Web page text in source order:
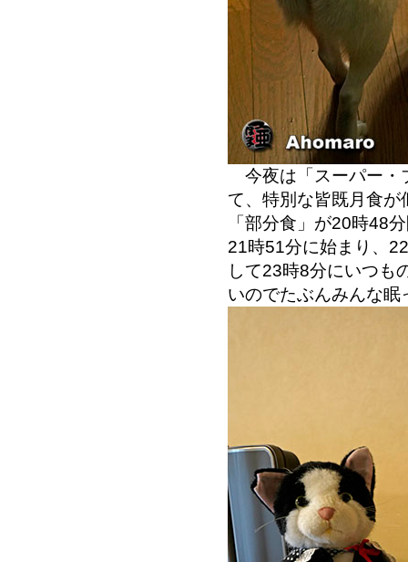
今夜は「スーパー・
て、特別な皆既月食
「部分食」が20時48
21時51分に始まり、
して23時8分にいつも
いのでたぶんみんな